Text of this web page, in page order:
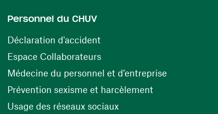
Personnel du CHUV
Déclaration d'accident
Espace Collaborateurs(ouvre une nouvelle fenêtre)
Médecine du personnel et d’entreprise
Prévention sexisme et harcèlement
Usage des réseaux sociaux(ouvre une nouvelle